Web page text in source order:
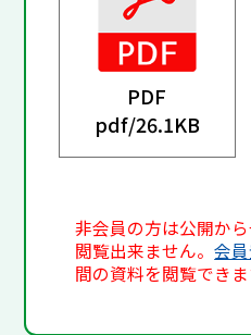
PDF
pdf/26.1KB
非会員の方は公開か
閲覧出来ません。会
間の資料を閲覧できま